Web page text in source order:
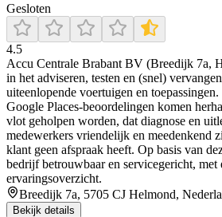
Gesloten
4.5
Accu Centrale Brabant BV (Breedijk 7a,
in het adviseren, testen en (snel)
uiteenlopende voertuigen en
Google Places-beoordelingen komen
vlot geholpen worden, dat diagnose en
medewerkers vriendelijk en meedenkend
klant geen afspraak heeft. Op basis van
bedrijf betrouwbaar en servicegericht,
ervaringsoverzicht.
Breedijk 7a, 5705 CJ Helmond,
Bekijk details